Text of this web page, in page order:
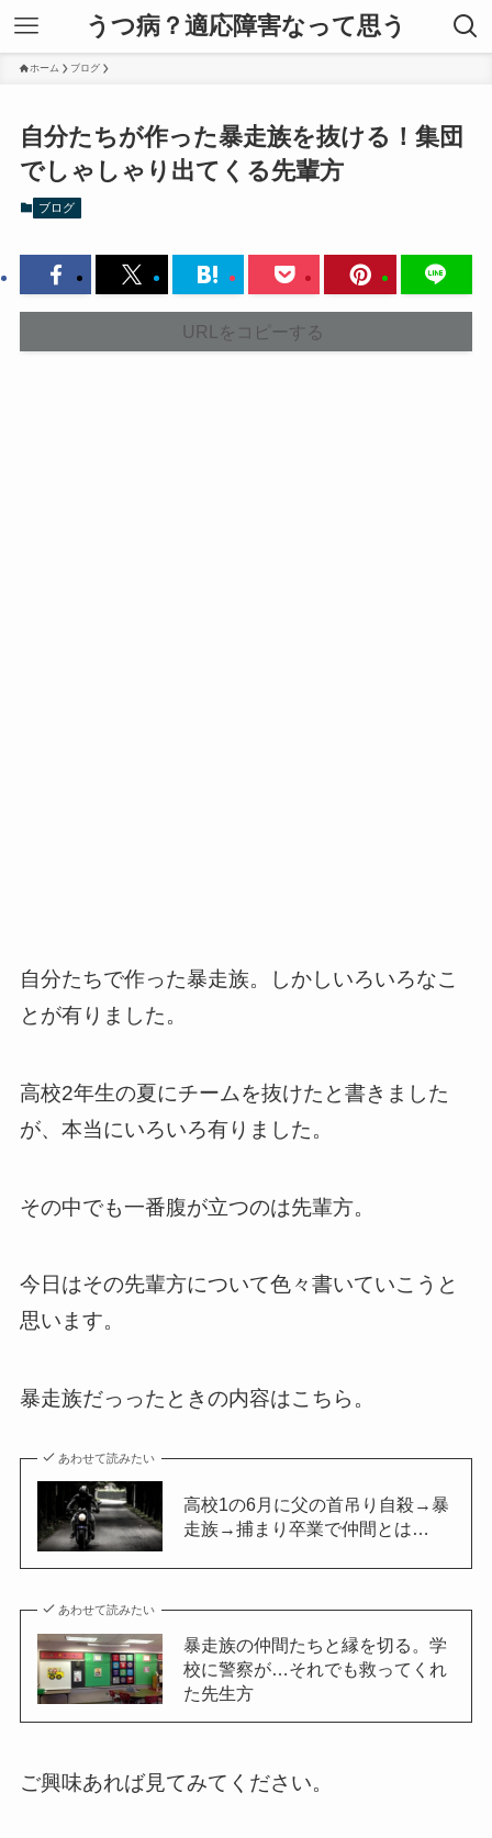
うつ病？適応障害なって思う
ホーム ブログ
自分たちが作った暴走族を抜ける！集団
でしゃしゃり出てくる先輩方
ブログ
URLをコピーする
自分たちで作った暴走族。しかしいろいろなこ
とが有りました。
高校2年生の夏にチームを抜けたと書きました
が、本当にいろいろ有りました。
その中でも一番腹が立つのは先輩方。
今日はその先輩方について色々書いていこうと
思います。
暴走族だっったときの内容はこちら。
あわせて読みたい
高校1の6月に父の首吊り自殺→暴
走族→捕まり卒業で仲間とは…
あわせて読みたい
暴走族の仲間たちと縁を切る。学
校に警察が…それでも救ってくれ
た先生方
ご興味あれば見てみてください。